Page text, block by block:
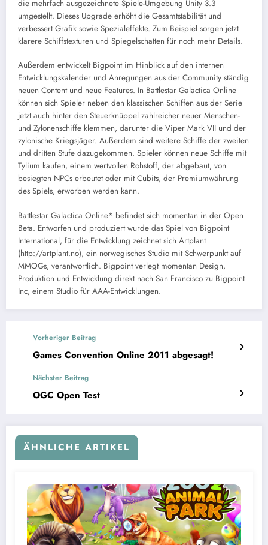
die mehrfach ausgezeichnete Spiele-Umgebung Unity 3.3
umgestellt. Dieses Upgrade erhöht die Gesamtstabilität und
verbessert Grafik sowie Spezialeffekte. Zum Beispiel sorgen jetzt
klarere Schiffstexturen und Spiegelschatten für noch mehr Details.
Außerdem entwickelt Bigpoint im Hinblick auf den internen
Entwicklungskalender und Anregungen aus der Community ständig
neuen Content und neue Features. In Battlestar Galactica Online
können sich Spieler neben den klassischen Schiffen aus der Serie
jetzt auch hinter den Steuerknüppel zahlreicher neuer Menschen-
und Zylonenschiffe klemmen, darunter die Viper Mark VII und der
zylonische Kriegsjäger. Außerdem sind weitere Schiffe der zweiten
und dritten Stufe dazugekommen. Spieler können neue Schiffe mit
Tylium kaufen, einem wertvollen Rohstoff, der abgebaut, von
besiegten NPCs erbeutet oder mit Cubits, der Premiumwährung
des Spiels, erworben werden kann.
Battlestar Galactica Online* befindet sich momentan in der Open
Beta. Entworfen und produziert wurde das Spiel von Bigpoint
International, für die Entwicklung zeichnet sich Artplant
(http://artplant.no), ein norwegisches Studio mit Schwerpunkt auf
MMOGs, verantwortlich. Bigpoint verlegt momentan Design,
Produktion und Entwicklung direkt nach San Francisco zu Bigpoint
Inc, einem Studio für AAA-Entwicklungen.
Vorheriger Beitrag
Games Convention Online 2011 abgesagt!
Nächster Beitrag
OGC Open Test
ÄHNLICHE ARTIKEL